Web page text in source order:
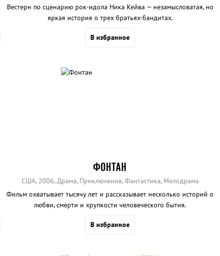
Вестерн по сценарию рок-идола Ника Кейва — незамысловатая, но
яркая история о трех братьях-бандитах.
В избранное
ФОНТАН
США, 2006, Драма, Приключения, Фантастика, Мелодрама
Фильм охватывает тысячу лет и рассказывает несколько историй о
любви, смерти и хрупкости человеческого бытия.
В избранное